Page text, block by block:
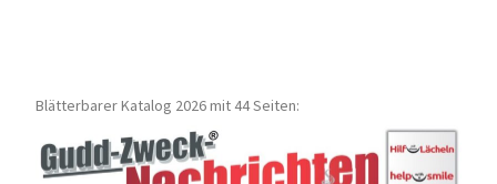
Blätterbarer Katalog 2026 mit 44 Seiten: